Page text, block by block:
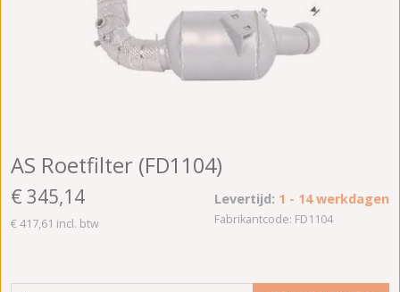
AS Roetfilter (FD1104)
€ 345,14
€ 417,61 incl. btw
Levertijd: 1 - 14 werkdagen
Fabrikantcode: FD1104